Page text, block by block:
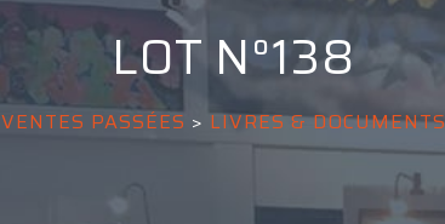
LOT N°138
VENTES PASSÉES > LIVRES & DOCUMENTS